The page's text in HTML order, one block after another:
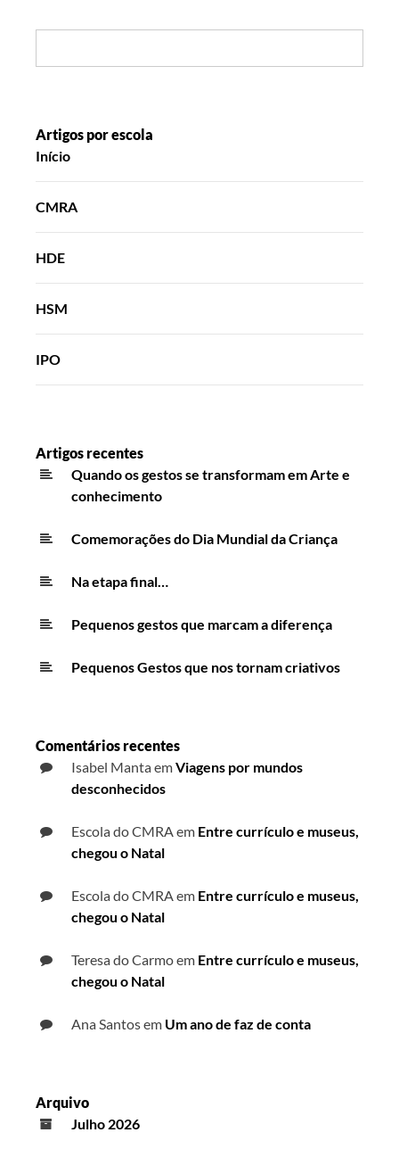
Artigos por escola
Início
CMRA
HDE
HSM
IPO
Artigos recentes
Quando os gestos se transformam em Arte e
conhecimento
Comemorações do Dia Mundial da Criança
Na etapa final…
Pequenos gestos que marcam a diferença
Pequenos Gestos que nos tornam criativos
Comentários recentes
Isabel MantaemViagens por mundos
desconhecidos
Escola do CMRA em Entre currículo e museus,
chegou o Natal
Escola do CMRA em Entre currículo e museus,
chegou o Natal
Teresa do Carmoem Entre currículo e museus,
chegou o Natal
Ana Santosem Um ano de faz de conta
Arquivo
Julho 2026